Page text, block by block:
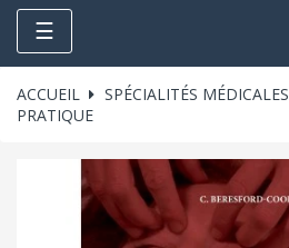
Toggle
navigation
☰
ACCUEIL SPÉCIALITÉS MÉDICALES
PRATIQUE